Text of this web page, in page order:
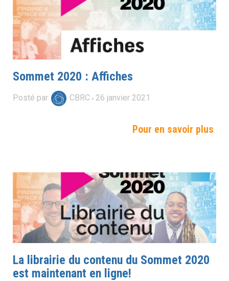
Sommet 2020 : Affiches
Posté par CBRC 26 janvier 2021
Pour en savoir plus
La librairie du contenu du Sommet 2020
est maintenant en ligne!